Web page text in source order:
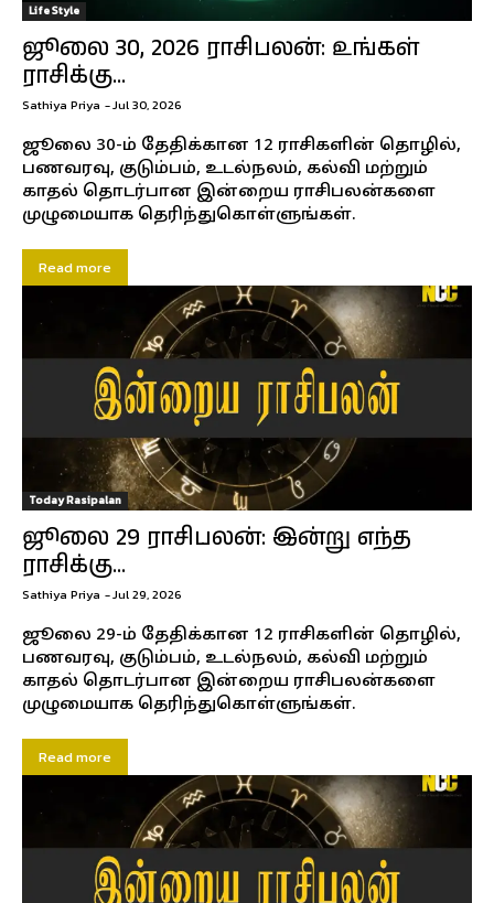
Life Style
ஜூலை 30, 2026 ராசிபலன்: உங்கள்
ராசிக்கு...
Sathiya Priya -Jul 30, 2026
ஜூலை 30-ம் தேதிக்கான 12 ராசிகளின் தொழில்,
பணவரவு, குடும்பம், உடல்நலம், கல்வி மற்றும்
காதல் தொடர்பான இன்றைய ராசிபலன்களை
முழுமையாக தெரிந்துகொள்ளுங்கள்.
Read more
Today Rasipalan
ஜூலை 29 ராசிபலன்: இன்று எந்த
ராசிக்கு...
Sathiya Priya -Jul 29, 2026
ஜூலை 29-ம் தேதிக்கான 12 ராசிகளின் தொழில்,
பணவரவு, குடும்பம், உடல்நலம், கல்வி மற்றும்
காதல் தொடர்பான இன்றைய ராசிபலன்களை
முழுமையாக தெரிந்துகொள்ளுங்கள்.
Read more